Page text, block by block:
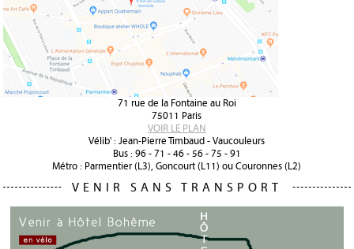
71 rue de la Fontaine au Roi
75011 Paris
VOIR LE PLAN
Vélib' : Jean-Pierre Timbaud - Vaucouleurs
Bus : 96 - 71 - 46 - 56 - 75 - 91
Métro : Parmentier (L3), Goncourt (L11) ou Couronnes (L2)
VENIR SANS TRANSPORT